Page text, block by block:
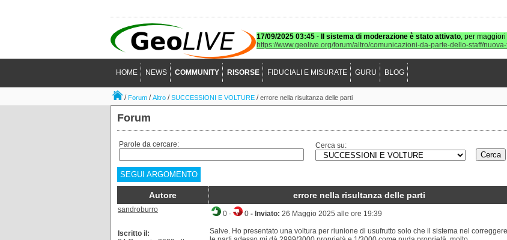
17/09/2025 03:45 - Il sistema di moderazione è stato attivato, per
https://www.geolive.org/forum/altro/comunicazioni-da-parte-dello-staff/
HOME NEWS COMMUNITY RISORSE FIDUCIALI E MISURATE GURU BLOG
/Forum /Altro /SUCCESSIONI E VOLTURE /errore nella risultanza delle parti
Forum
Parole da cercare: Cerca su:
SEGUI ARGOMENTO
Autore errore nella risultanza delle parti
sandroburro
Iscritto il:
0 - 0 - Inviato: 26 Maggio 2025 alle ore 19:39
Salve. Ho presentato una voltura per riunione di usufrutto solo che il sistema nel correggere